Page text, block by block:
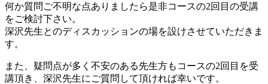
何か質問ご不明な点ありましたら是非コースの2回目の受講
をご検討下さい。
深沢先生とのディスカッションの場を設けさせていただきま
す。
また、疑問点が多く不安のある先生方もコースの2回目を受
講頂き、深沢先生にご質問して頂ければ幸いです。